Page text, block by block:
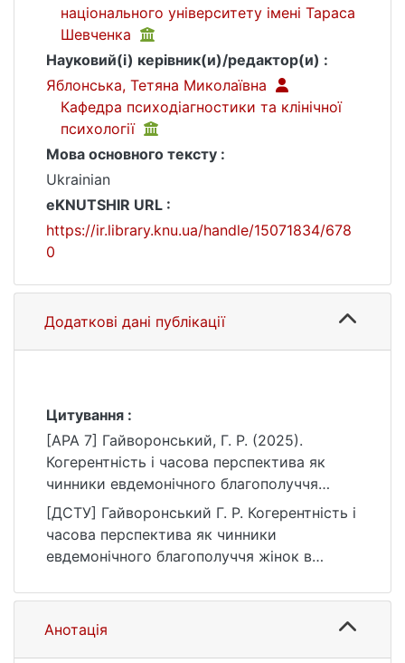
національного університету імені Тараса
Шевченка
Науковий(і) керівник(и)/редактор(и) :
Яблонська, Тетяна Миколаївна
Кафедра психодіагностики та клінічної
психології
Мова основного тексту :
Ukrainian
eKNUTSHIR URL :
https://ir.library.knu.ua/handle/15071834/678
0
Додаткові дані публікації
Цитування :
[APA 7] Гайворонський, Г. Р. (2025).
Когерентність і часова перспектива як
чинники евдемонічного благополуччя
жінок в умовах невизначеності
[Магістерська робота, Київський
національний університет імені Тараса
https://ir.library.knu.ua/handle/15071834/678
[ДСТУ] Гайворонський Г. Р. Когерентність і
часова перспектива як чинники
евдемонічного благополуччя жінок в
робота магістра : 05 Соціальні та
поведінкові науки / наук. кер. Т. М.
Яблонська. Київ, 2025. 110 с. URL:
Анотація